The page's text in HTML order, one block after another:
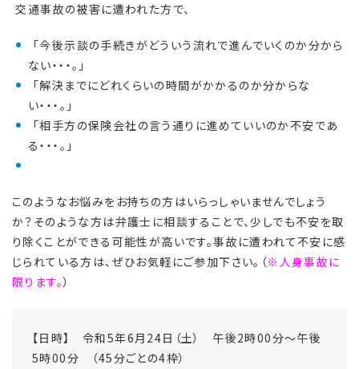
交通事故の被害に遭われた方で、
「今後示談の手続きがどういう流れで進んでいくのか分から
ない・・・。」
「解決までにどれくらいの時間がかかるのか分からな
い・・・。」
「相手方の保険会社の言う通りに進めていいのか不安であ
る・・・。」
このようなお悩みをお持ちの方はいらっしゃいませんでしょう
か？そのような方は弁護士に相談することで、少しでも不安を取
り除くことができる可能性が高いです。事故に遭われて不安に感
じられている方は、ぜひお気軽にご参加下さい。（※人身事故に
限ります。）
【日時】 令和5年6月24日（土） 午後2時00分～午後
5時00分 （45分ごとの4枠）